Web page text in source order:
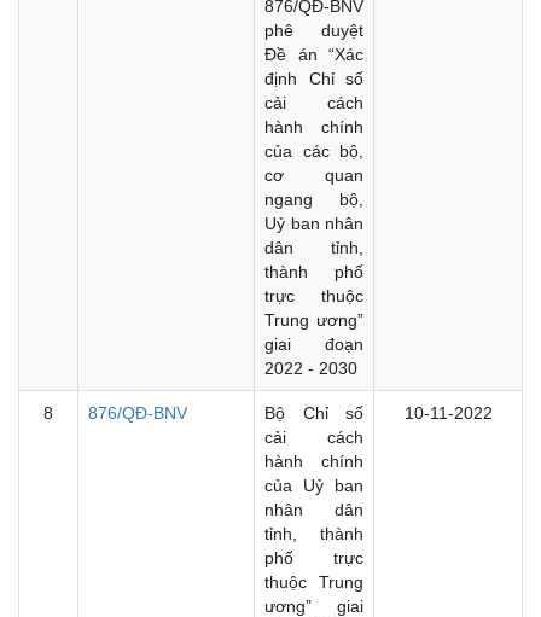
876/QĐ-BNV
phê duyệt
Đề án “Xác
định Chỉ số
cải cách
hành chính
của các bộ,
cơ quan
ngang bộ,
Uỷ ban nhân
dân tỉnh,
thành phố
trực thuộc
Trung ương”
giai đoạn
2022 - 2030
8 876/QĐ-BNV
Bộ Chỉ số
cải cách
hành chính
của Uỷ ban
nhân dân
tỉnh, thành
phố trực
thuộc Trung
ương” giai
10-11-2022